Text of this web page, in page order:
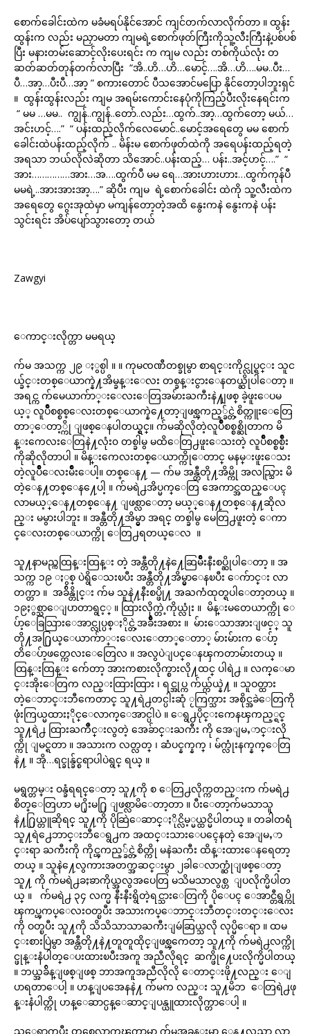
စောက်ခေါင်းထဲက မခံမရပ်နိုင်အောင် ကျင်တက်လာလိုက်တာ ။ ထွန်း
ထွန်းက လည်း မညှာမတာ ကျမရဲ့စောက်ဖုတ်ကြီးကိုသူ့လီးကြီးနဲ့ပစ်ပစ်
ပြီး မနားတမ်းဆောင့်လိုးပေးရင်း က ကျမ လည်း တစ်ကိုယ်လုံး တ
ဆတ်ဆတ်တုန်တက်လာပြီး “အိ..ဟိ…ဟိ…မောင့်….အိ…ဟိ….မမ..ပီး…
ပီ…အာ့…ပီးပီ…အာ့ ” စကားတောင် ပီသအောင်မပြော နိုင်တော့ပါဘူးရှင်
။ ထွန်းထွန်းလည်း ကျမ အရမ်းကောင်းနေပုံကိုကြည့်ပီးလိုးနေရင်းက
“ မမ …မမ.. ကျွန်..ကျွန်..တော်..လည်း…ထွက်..အာ့…ထွက်တော့ မယ်…
အင်းဟင့်….” “ ပန်းထည့်လိုက်လေမောင်..မောင့်အရေတွေ မမ စောက်
ခေါင်းထဲပန်းထည့်လိုက် .. မိန်းမ စောက်ဖုတ်ထဲကို အရေပန်းထည့်ရတဲ့
အရသာ ဘယ်လိုလဲဆိုတာ သိအောင်..ပန်းထည့်… ပန်း..အင့်ဟင့်….” “
အား……………အား…အ….ထွက်ပီ မမ ရေ…အားဟားဟား…ထွက်ကုန်ပီ
မမရဲ့..အားအားအာ့….” ဆိုပီး ကျမ ရဲ့စောက်ခေါင်း ထဲကို သူ့လီးထဲက
အရေတွေ ဂွေးအုထဲမှာ မကျန်တော့တဲ့အထိ နွေးကနဲ နွေးကနဲ ပန်း
သွင်းရင်း အိပ်ပျော်သွားတော့ တယ်
Zawgyi
ေကာင္းလိုက္တာ မမရယ္
က်မ အသက္က ၂၉ ႏွစ္ပါ ။ ။ ကုမၸဏီတစ္ခုမွာ စာရင္းကိုင္လုပ္ရင္း သူင
ယ္ခ်င္းတစ္ေယာက္နဲ႔အိမ္ခန္းေလး တစ္ခန္းငွားေနတယ္ဆိုပါေတာ့ ။
အရင္က က်မေယာက်ာ္းေလးေတြအမ်ားႀကီးနဲ႔ျဖစ္ ခဲ့ဖူးေပမ
ယ့္ လူပ်ိဳစစ္စစ္ေလးတစ္ေယာက္နဲ႔ေတာ့ျဖစ္ၾကည့္ခ်င္တဲ့စိတ္ကူးေတြေ
တာ္ေတာ့္ကို ျဖစ္ေနပါတယ္ရွင္။ က်မဆိုလိုတဲ့လူပ်ိဳစစ္စစ္ဆိုတာက မိ
န္းကေလးေတြနဲ႔လုံး၀ တစ္ခါမွ မထိေတြ႕ဖူးေသးတဲ့ လူပ်ိဳစစ္စစ္မ်ိဳး
ကိုဆိုလိုတာပါ ။ မိန္းကေလးတစ္ေယာက္ကိုေတာင္ မနမ္းဖူးေသး
တဲ့လူပ်ိဳေလးမ်ိဳးေပါ့။ တစ္ေန႔ — က်မ အန္တီတို႔အိမ္ကို အလည္သြား မိ
တဲ့ေန႔တစ္ေန႔ေပါ့ ။ က်မရဲ႕အိပ္မက္ေတြ အေကာင္အထည္ေပၚ
လာမယ့္ေန႔တစ္ေန႔ ျဖစ္လာေတာ့ မယ့္ေန႔တစ္ေန႔ဆိုလ
ည္း မမွားပါဘူး ။ အန္တီတို႔အိမ္မွာ အရင္ တစ္ခါမွ မေတြ႕ဖူးတဲ့ ေကာ
င္ေလးတစ္ေယာက္ကို ေတြ႕ရတယ္ေလ ။
သူ႔နာမည္ကထြန္းထြန္း တဲ့ အန္တီတို႔နဲ႔ေဆြမ်ိဳးနီးစပ္ဆိုပါေတာ့ ။ အ
သက္က ၁၉ ႏွစ္ ပဲရွိေသးၿပီး အန္တီတို႔အိမ္မွာေနၿပီး ေက်ာင္း လာ
တက္တာ ။ အခ်ိန္တိုင္း က်မ သူနဲ႔နီးစပ္ဖို႔ အႀကံထုတ္ရပါေတာ့တယ္ ။
၁၉ႏွစ္သာေျပာတာရွင့္ ။ ထြားလိုက္တဲ့ကိုယ္လုံး ။ မိန္းမတေယာက္ကို ေ
ပ်ာ့ေခြသြားေအာင္လုပ္ပစ္ႏိုင္တဲ့အခ်ိဳးအစား ။ မ်ားေသာအားျဖင့္ သူ
တို႔အ႐ြယ္ေယာက်ာ္းေလးေတာ္ေတာ္ မ်ားမ်ားက ေပ်ာ့
တိေပ်ာ့ဖတ္ကေလးေတြေလ ။ အလွပဲျပင္ေနၾကတာမ်ားတယ္ ။
ထြန္းထြန္း က်ေတာ့ အားကစားလိုက္စားလို႔ထင္ ပါရဲ႕ ။ လက္ေမာ
င္းအိုးေတြက လည္းထြားထြား ၊ ရင္အုပ္က က်ယ္က်ယ္နဲ႔ ။ သူဝတ္ထား
တဲ့ေဘာင္းဘီကေတာင္ သူ႔ရဲ႕တင္ပါးဆုံ ႂကြက္သား အစိုင္အခဲေတြကို
ဖုံးကြယ္မထားႏိုင္ေလာက္ေအာင္ပါပဲ ။ ေရွ႕ပိုင္းကေနၾကည့္ရင္
သူ႔ရဲ႕ ထြားႀကိဳင္းလွတဲ့ အေခ်ာင္းႀကီး ကို အေျမႇာင္းလို
က္ကို ျမင္ရတာ ။ အသားက လတ္လတ္ ၊ ဆံပင္နက္နက္ ၊ မ်က္လုံးနက္နက္ေတြ
နဲ႔ ။ အို…ရင္ခုန္ခ်င္စရာပါပဲရွင္ ရယ္ ။
မရွက္တမ္း ဝန္ခံရရင္ေတာ့ သူ႔ကို စ ေတြ႕လိုက္ကတည္းက က်မရဲ႕
စိတ္ေတြဟာ မ႐ိုးမ႐ြ ျဖစ္လာမိေတာ့တာ ။ ပီးေတာ့က်မသာသူ
နဲ႔႐ြယ္တူဆိုရင္ သူ႔ကို ပိုဆြဲေဆာင္ႏိုင္လိမ့္မယ္ထင္မိပါတယ္ ။ တခါတရံ
သူ႔ရဲ႕ေဘာင္းဘီေရွ႕က အထင္းသားေပၚေနတဲ့ အေျမႇာ
င္းရာ ႀကီးကို ကိုင္ၾကည့္ခ်င္တဲ့စိတ္ကို မနဲႀကီး ထိန္းထားေနရေတာ့
တယ္ ။ သူနဲ႔ေလွကားအတက္အဆင္းမွာ ၂ခါေလာက္ဆုံျဖစ္ေတာ့
သူ႔ ကို က်မရဲ႕ခႏၶာကိုယ္အလွအပေတြ မသိမသာလွစ္ဟ ျပလိုက္မိပါတ
ယ္ ။ က်မရဲ႕ ၃၄ လက္မ နီးနီးရွိတဲ့ရင္သားေတြကို ပိုေပၚ ေအာင္တီရွပ္ကို
ၾကပ္ၾကပ္ေလးဝတ္ၿပီး အသားကပ္ေဘာင္းဘီတင္းတင္းေလး
ကို ဝတ္ၿပီး သူ႔ကို သိသိသာသာႀကီးျမဴဆြယ္သလို လုပ္မိေရာ ။ ထမ
င္းစားပြဲမွာ အန္တီတို႔နဲ႔တူတူထိုင္ျဖစ္ၾကေတာ့ သူ႔ကို က်မရဲ႕လက္ကို
င္ဖုန္းနံပါတ္ေပးထားၿပီးအကူ အညီလိုရင္ ဆက္ဖို႔ေပးလိုက္မိပါတယ္
။ ဘယ္အခ်ိန္ျဖစ္ျဖစ္ ဘာအကူအညီလိုလို ေတာင္းဖို႔လည္း ေျ
ပာရတာေပါ့ ။ ဟန္ျပအေနနဲ႔ က်မက လည္း သူ႔မိဘ ေတြရဲ႕ဖု
န္းနံပါတ္ကို ဟန္ေဆာင္ပန္ေဆာင္ျပန္ယူထားလိုက္တာေပါ့ ။
သူေရာက္ၿပီး တစ္လေလာက္အၾကာမွာ က်မအခန္းမွာ ေန႔လည္စာ လာ